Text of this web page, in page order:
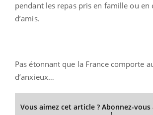
pendant les repas pris en famille ou en
d’amis.
Pas étonnant que la France comporte
d’anxieux…
Vous aimez cet article ? Abonnez-